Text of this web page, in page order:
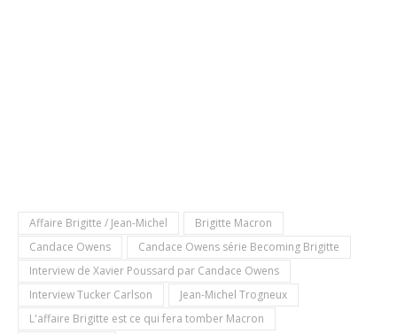
Affaire Brigitte / Jean-Michel
Brigitte Macron
Candace Owens
Candace Owens série Becoming Brigitte
Interview de Xavier Poussard par Candace Owens
Interview Tucker Carlson
Jean-Michel Trogneux
L'affaire Brigitte est ce qui fera tomber Macron